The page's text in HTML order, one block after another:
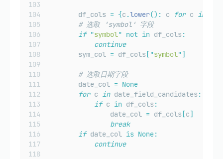
        df_cols
= {c .lower(): c for c in
# 选取 'symbol' 字段
if "symbol" not in df_cols:
continue
        sym_col
= df_cols ["symbol"]
# 选取日期字段
        date_col
= None
for c in date_field_candidates:
if c in df_cols:
                date_col
= df_cols [c]
break
if date_col is None:
continue